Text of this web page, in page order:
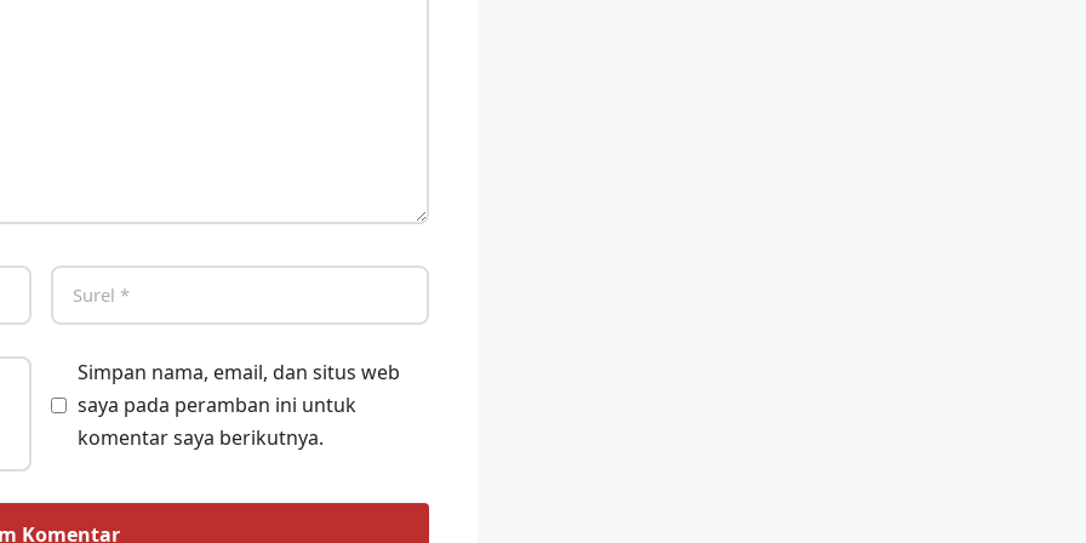
Simpan nama, email, dan situs web
saya pada peramban ini untuk
komentar saya berikutnya.